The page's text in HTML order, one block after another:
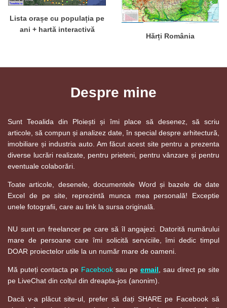
Lista orașe cu populația pe
ani + hartă interactivă
Hărți România
Despre mine
Sunt Teoalida din Ploiești și îmi place să desenez, să scriu
articole, să compun și analizez date, în special despre arhitectură,
imobiliare și industria auto. Am făcut acest site pentru a prezenta
diverse lucrări realizate, pentru prieteni, pentru vânzare și pentru
eventuale colaborări.
Toate articole, desenele, documentele Word și bazele de date
Excel de pe site, reprezintă munca mea personală! Exceptie
unele fotografii, care au link la sursa originală.
NU sunt un freelancer pe care să îl angajezi. Datorită numărului
mare de persoane care îmi solicită serviciile, îmi dedic timpul
DOAR proiectelor utile la un număr mare de oameni.
Mă puteți contacta pe Facebook sau pe email, sau direct pe site
pe LiveChat din colțul din dreapta-jos (anonim).
Dacă v-a plăcut site-ul, prefer să dați SHARE pe Facebook să